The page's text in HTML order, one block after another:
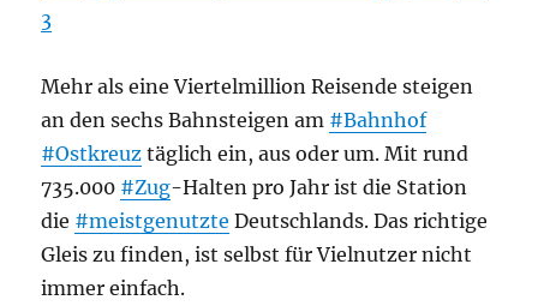
3
Mehr als eine Viertelmillion Reisende steigen
an den sechs Bahnsteigen am #Bahnhof
#Ostkreuz täglich ein, aus oder um. Mit rund
735.000 #Zug-Halten pro Jahr ist die Station
die #meistgenutzte Deutschlands. Das richtige
Gleis zu finden, ist selbst für Vielnutzer nicht
immer einfach.